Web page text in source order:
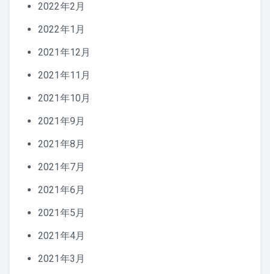
2022年2月
2022年1月
2021年12月
2021年11月
2021年10月
2021年9月
2021年8月
2021年7月
2021年6月
2021年5月
2021年4月
2021年3月